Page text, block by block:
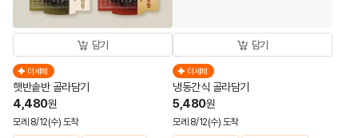
담기
더세페
햇반솥반 골라담기
4,480원
모레 8/12(수) 도착
담기
더세페
냉동간식 골라담기
5,480원
모레 8/12(수) 도착